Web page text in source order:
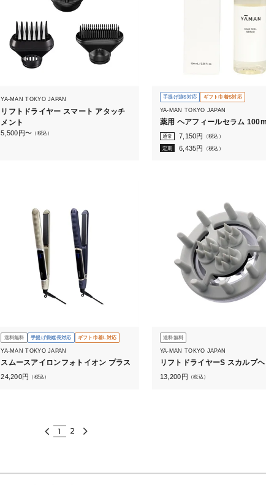
YA-MAN TOKYO JAPAN
リフトドライヤー スマート アタッチ
メント
5,500円〜 （税込）
手提げ袋S対応 ギフト巾着S対応
YA-MAN TOKYO JAPAN
薬用 ヘアフィールセラム
通常 7,150円
（税込）
定期
6,435円 （税込）
送料無料 手提げ袋縦長対応 ギフト巾着L対応
YA-MAN TOKYO JAPAN
スムースアイロンフォトイオン プラス
24,200円 （税込）
送料無料
YA-MAN TOKYO JAPAN
リフトドライヤーS スカルプヘ
13,200 円 （税込）
1 2